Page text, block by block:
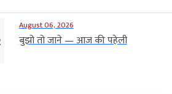
August 06, 2026
बुझो तो जाने — आज की पहेली